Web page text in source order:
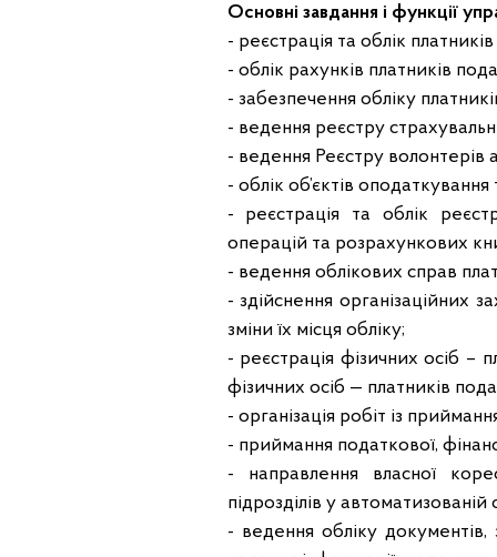
Основні завдання і функції
- реєстрація та облік
- облік рахунків платників
- забезпечення обліку
- ведення реєстру
- ведення Реєстру волонтерів
- облік об’єктів оподаткування
- реєстрація та облік
операцій та розрахункових
- ведення облікових справ
- здійснення організаційних
зміни їх місця обліку;
- реєстрація фізичних осіб –
фізичних осіб — платників
- організація робіт із
- приймання податкової,
- направлення власної
підрозділів у
- ведення обліку документів,